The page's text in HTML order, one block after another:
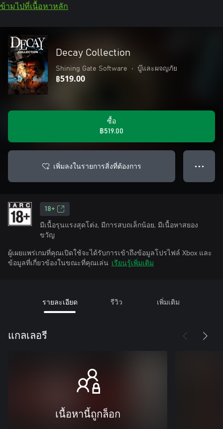
ข้ามไปที่เนื้อหาหลัก
Decay Collection
Shining Gate Software • บู๊และผจญภัย
฿519.00
ซื้อ
฿519.00
เพิ่มลงในรายการสิ่งที่ต้องการ ● ● ●
18+
มีเนื้อรุนแรงสุดโต่ง, มีการสบถเล็กน้อย, มีเนื้อหาสยอง
ขวัญ
ผู้เผยแพร่เกมที่คุณเปิดใช้จะได้รับการเข้าถึงข้อมูลโปรไฟล์ Xbox และ
ข้อมูลที่เกี่ยวข้องในขณะที่คุณเล่น เรียนรู้เพิ่มเติม
รายละเอียด รีวิว เพิ่มเติม
แกลเลอรี
เนื้อหานี้ถูกล็อก